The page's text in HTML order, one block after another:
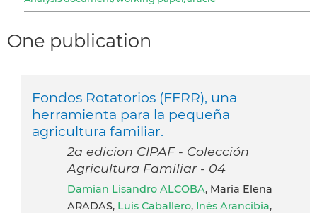
One publication
Fondos Rotatorios (FFRR), una
herramienta para la pequeña
agricultura familiar.
2a edicion CIPAF - Colección
Agricultura Familiar - 04
Damian Lisandro ALCOBA, Maria Elena
ARADAS, Luis Caballero, Inés Arancibia,